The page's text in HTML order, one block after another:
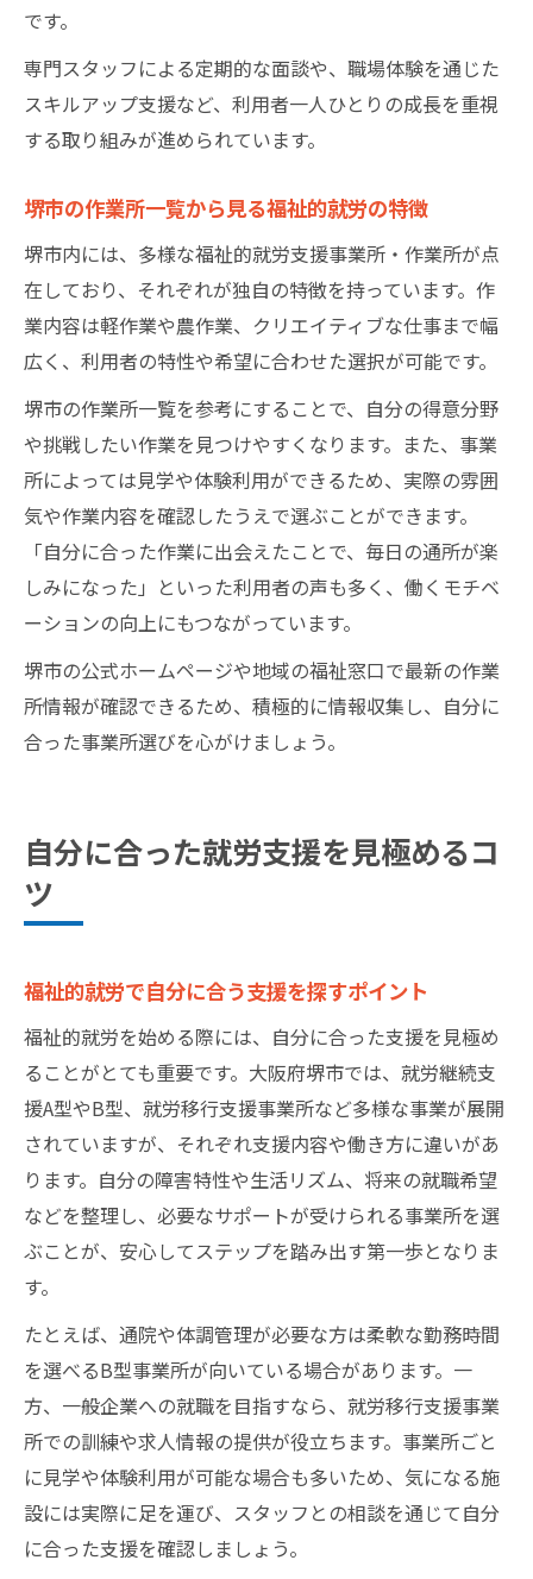
です。
専門スタッフによる定期的な面談や、職場体験を通じた
スキルアップ支援など、利用者一人ひとりの成長を重視
する取り組みが進められています。
堺市の作業所一覧から見る福祉的就労の特徴
堺市内には、多様な福祉的就労支援事業所・作業所が点
在しており、それぞれが独自の特徴を持っています。作
業内容は軽作業や農作業、クリエイティブな仕事まで幅
広く、利用者の特性や希望に合わせた選択が可能です。
堺市の作業所一覧を参考にすることで、自分の得意分野
や挑戦したい作業を見つけやすくなります。また、事業
所によっては見学や体験利用ができるため、実際の雰囲
気や作業内容を確認したうえで選ぶことができます。
「自分に合った作業に出会えたことで、毎日の通所が楽
しみになった」といった利用者の声も多く、働くモチベ
ーションの向上にもつながっています。
堺市の公式ホームページや地域の福祉窓口で最新の作業
所情報が確認できるため、積極的に情報収集し、自分に
合った事業所選びを心がけましょう。
自分に合った就労支援を見極めるコ
ツ
福祉的就労で自分に合う支援を探すポイント
福祉的就労を始める際には、自分に合った支援を見極め
ることがとても重要です。大阪府堺市では、就労継続支
援A型やB型、就労移行支援事業所など多様な事業が展開
されていますが、それぞれ支援内容や働き方に違いがあ
ります。自分の障害特性や生活リズム、将来の就職希望
などを整理し、必要なサポートが受けられる事業所を選
ぶことが、安心してステップを踏み出す第一歩となりま
す。
たとえば、通院や体調管理が必要な方は柔軟な勤務時間
を選べるB型事業所が向いている場合があります。一
方、一般企業への就職を目指すなら、就労移行支援事業
所での訓練や求人情報の提供が役立ちます。事業所ごと
に見学や体験利用が可能な場合も多いため、気になる施
設には実際に足を運び、スタッフとの相談を通じて自分
に合った支援を確認しましょう。